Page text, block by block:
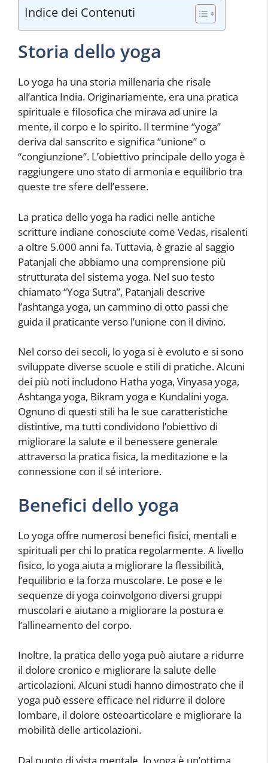
Indice dei Contenuti
Storia dello yoga
Lo yoga ha una storia millenaria che risale
all’antica India. Originariamente, era una pratica
spirituale e filosofica che mirava ad unire la
mente, il corpo e lo spirito. Il termine “yoga”
deriva dal sanscrito e significa “unione” o
“congiunzione”. L’obiettivo principale dello yoga è
raggiungere uno stato di armonia e equilibrio tra
queste tre sfere dell’essere.
La pratica dello yoga ha radici nelle antiche
scritture indiane conosciute come Vedas, risalenti
a oltre 5.000 anni fa. Tuttavia, è grazie al saggio
Patanjali che abbiamo una comprensione più
strutturata del sistema yoga. Nel suo testo
chiamato “Yoga Sutra”, Patanjali descrive
l’ashtanga yoga, un cammino di otto passi che
guida il praticante verso l’unione con il divino.
Nel corso dei secoli, lo yoga si è evoluto e si sono
sviluppate diverse scuole e stili di pratiche. Alcuni
dei più noti includono Hatha yoga, Vinyasa yoga,
Ashtanga yoga, Bikram yoga e Kundalini yoga.
Ognuno di questi stili ha le sue caratteristiche
distintive, ma tutti condividono l’obiettivo di
migliorare la salute e il benessere generale
attraverso la pratica fisica, la meditazione e la
connessione con il sé interiore.
Benefici dello yoga
Lo yoga offre numerosi benefici fisici, mentali e
spirituali per chi lo pratica regolarmente. A livello
fisico, lo yoga aiuta a migliorare la flessibilità,
l’equilibrio e la forza muscolare. Le pose e le
sequenze di yoga coinvolgono diversi gruppi
muscolari e aiutano a migliorare la postura e
l’allineamento del corpo.
Inoltre, la pratica dello yoga può aiutare a ridurre
il dolore cronico e migliorare la salute delle
articolazioni. Alcuni studi hanno dimostrato che il
yoga può essere efficace nel ridurre il dolore
lombare, il dolore osteoarticolare e migliorare la
mobilità delle articolazioni.
Dal punto di vista mentale, lo yoga è un’ottima